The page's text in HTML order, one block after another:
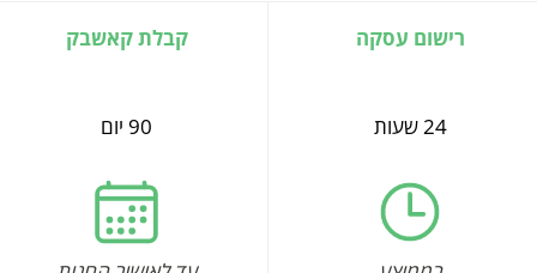
רישום עסקה
24 שעות
קבלת קאשבק
90 יום